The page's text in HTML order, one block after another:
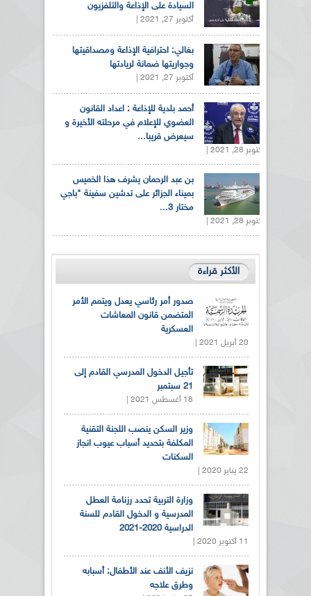
السيادة على الإذاعة والتلفزيون
أكتوبر 27, 2021 |
بغالي: احترافية الإذاعة ومصداقيتها
وجواريتها ضمانة لريادتها
أكتوبر 27, 2021 |
أحمد بلدية للإذاعة : اعداد القانون
العضوي للإعلام في مرحلته الأخيرة و
سيعرض قريبا...
أكتوبر 28, 2021 |
بن عبد الرحمان يشرف هذا الخميس
بميناء الجزائر على تدشين سفينة "باجي
مختار 3...
أكتوبر 28, 2021 |
الأكثر قراءة
صدور أمر رئاسي يعدل ويتمم الأمر
المتضمن قانون المعاشات
العسكرية
20 أبريل 2021 |
تأجيل الدخول المدرسي القادم إلى
21 سبتمبر
18 أغسطس 2021 |
وزير السكن ينصب اللجنة التقنية
المكلفة بتحديد أسباب عيوب انجاز
السكنات
22 يناير 2020 |
وزارة التربية تحدد رزنامة العطل
المدرسية و الدخول القادم للسنة
الدراسية 2020-2021
11 أكتوبر 2020 |
نزيف الأنف عند الأطفال: أسبابه
وطرق علاجه